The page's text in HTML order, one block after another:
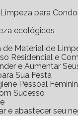
Limpeza para
ecológicos
de Material de
Residencial e
e Aumentar
Sua Festa
Pessoal
Sucesso
e abastecer seu